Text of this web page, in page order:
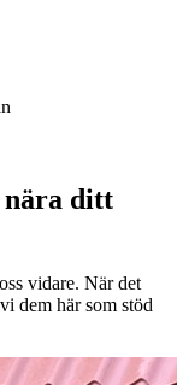
nära ditt
vidare. När det
dem här som stöd